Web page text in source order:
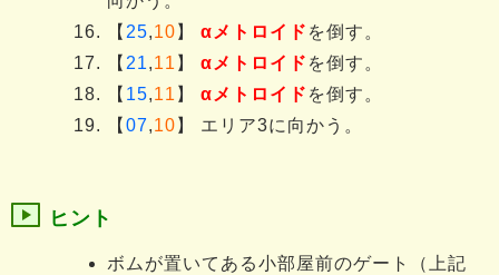
【 25,10 】 αメトロイド を倒す。
【 21,11 】 αメトロイド を倒す。
【 15,11 】 αメトロイド を倒す。
【 07,10 】 エリア3に向かう。
ヒント
ボムが置いてある小部屋前のゲート（上記